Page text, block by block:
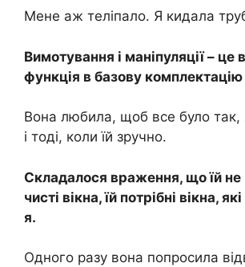
Мене аж теліпало. Я кидала
Вимотування і маніпуляції – це
функція в базову
Вона любила, щоб все було так,
і тоді, коли їй зручно.
Складалося враження, що їй не
чисті вікна, їй потрібні вікна,
я.
Одного разу вона попросила